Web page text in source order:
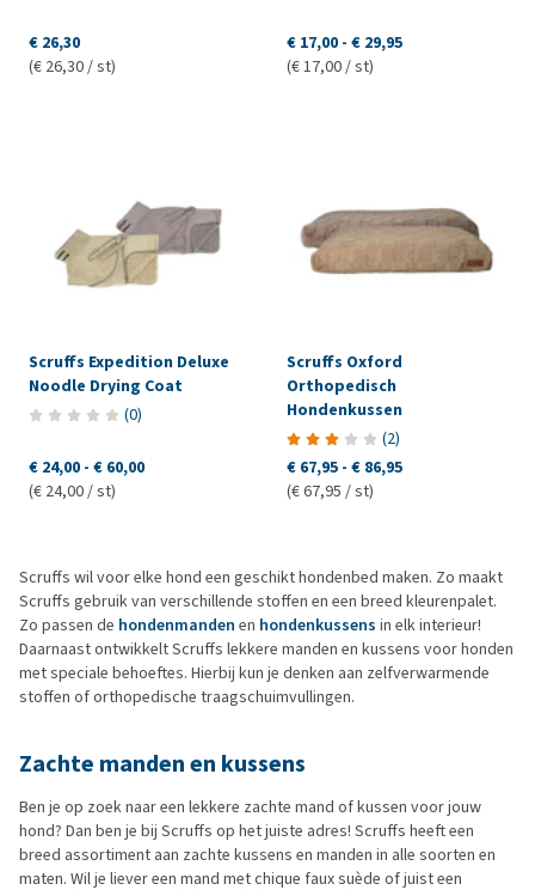
€ 26,30
(€ 26,30 / st)
€ 17,00 - € 29,95
(€ 17,00 / st)
Scruffs Expedition Deluxe
Noodle Drying Coat
(0)
€ 24,00 - € 60,00
(€ 24,00 / st)
Scruffs Oxford
Orthopedisch
Hondenkussen
(2)
€ 67,95 - € 86,95
(€ 67,95 / st)
Scruffs wil voor elke hond een geschikt hondenbed maken. Zo maakt
Scruffs gebruik van verschillende stoffen en een breed kleurenpalet.
Zo passen de hondenmanden en hondenkussens in elk interieur!
Daarnaast ontwikkelt Scruffs lekkere manden en kussens voor honden
met speciale behoeftes. Hierbij kun je denken aan zelfverwarmende
stoffen of orthopedische traagschuimvullingen.
Zachte manden en kussens
Ben je op zoek naar een lekkere zachte mand of kussen voor jouw
hond? Dan ben je bij Scruffs op het juiste adres! Scruffs heeft een
breed assortiment aan zachte kussens en manden in alle soorten en
maten. Wil je liever een mand met chique faux suède of juist een